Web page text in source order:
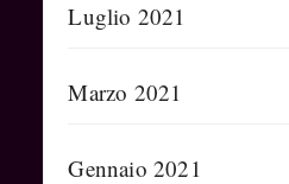
Luglio 2021
Marzo 2021
Gennaio 2021